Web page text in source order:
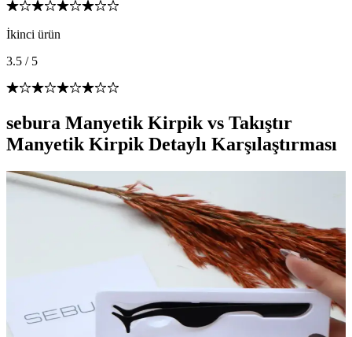
İkinci ürün
3.5 / 5
sebura Manyetik Kirpik vs Takıştır
Manyetik Kirpik Detaylı Karşılaştırması